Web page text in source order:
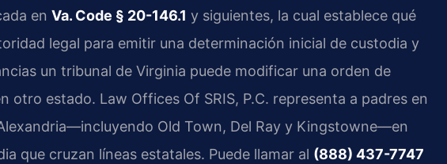
en Va. Code § 20-146.1 y siguientes, la cual establece qué
legal para emitir una determinación inicial de custodia y
un tribunal de Virginia puede modificar una orden de
otro estado. Law Offices Of SRIS, P.C. representa a padres en
Old Town, Del Ray y Kingstowne—en
que cruzan líneas estatales. Puede llamar al (888) 437-7747